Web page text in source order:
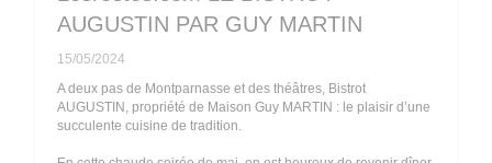
AUGUSTIN PAR GUY MARTIN
15/05/2024
A deux pas de Montparnasse et des théâtres, Bistrot
AUGUSTIN, propriété de Maison Guy MARTIN : le plaisir d’une
succulente cuisine de tradition.